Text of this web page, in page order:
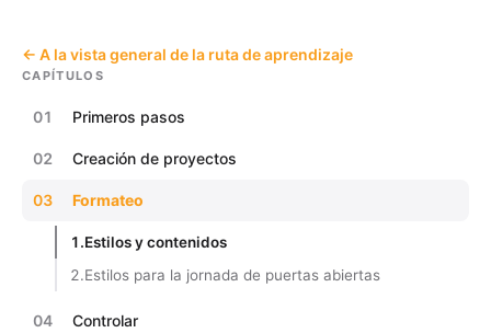
← A la vista general de la ruta de aprendizaje
CAPÍTULOS
01 Primeros pasos
02 Creación de proyectos
03 Formateo
1.Estilos y contenidos
2.Estilos para la jornada de puertas abiertas
04 Controlar